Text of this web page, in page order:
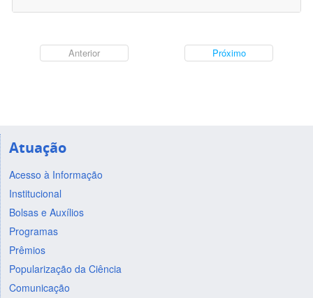
Anterior Próximo
Atuação
Acesso à Informação
Institucional
Bolsas e Auxílios
Programas
Prêmios
Popularização da Ciência
Comunicação